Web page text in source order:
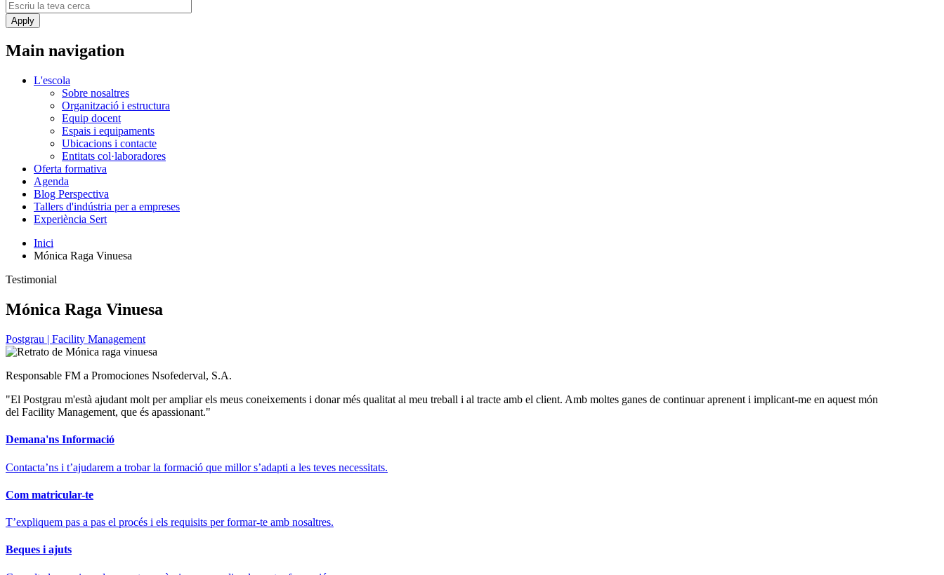
Main navigation
L'escola
Sobre nosaltres
Organització i estructura
Equip docent
Espais i equipaments
Ubicacions i contacte
Entitats col·laboradores
Oferta formativa
Agenda
Blog Perspectiva
Tallers d'indústria per a empreses
Experiència Sert
Inici
Mónica Raga Vinuesa
Testimonial
Mónica Raga Vinuesa
Postgrau | Facility Management
Responsable FM a Promociones Nsofederval, S.A.
"El Postgrau m'està ajudant molt per ampliar els meus coneixements i donar més qualitat al meu treball i al tracte amb el client. Amb moltes ganes de continuar aprenent i implicant-me en aquest món
del Facility Management, que és apassionant."
Demana'ns Informació
Contacta’ns i t’ajudarem a trobar la formació que millor s’adapti a les teves necessitats.
Com matricular-te
T’expliquem pas a pas el procés i els requisits per formar-te amb nosaltres.
Beques i ajuts